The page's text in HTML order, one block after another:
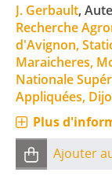
J. Gerbault,
Recherche
d'Avignon,
Maraicheres,
Nationale
Appliquées,
Plus
Ajouter